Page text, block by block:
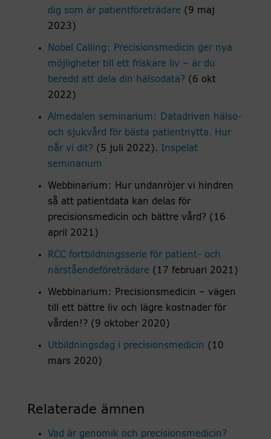
dig som är patientföreträdare (9 maj
2023)
Nobel Calling: Precisionsmedicin ger nya
möjligheter till ett friskare liv – är du
beredd att dela din hälsodata? (6 okt
2022)
Almedalen seminarium: Datadriven hälso-
och sjukvård för bästa patientnytta. Hur
når vi dit? (5 juli 2022).
Inspelat
seminarium
Webbinarium: Hur undanröjer vi hindren
så att patientdata kan delas för
precisionsmedicin och bättre vård? (16
april 2021)
RCC fortbildningsserie för patient- och
närståendeföreträdare (17 februari 2021)
Webbinarium: Precisionsmedicin – vägen
till ett bättre liv och lägre kostnader för
vården!? (9 oktober 2020)
Utbildningsdag i precisionsmedicin ​ (10
mars 2020)
Relaterade ämnen
Vad är genomik och precisionsmedicin?